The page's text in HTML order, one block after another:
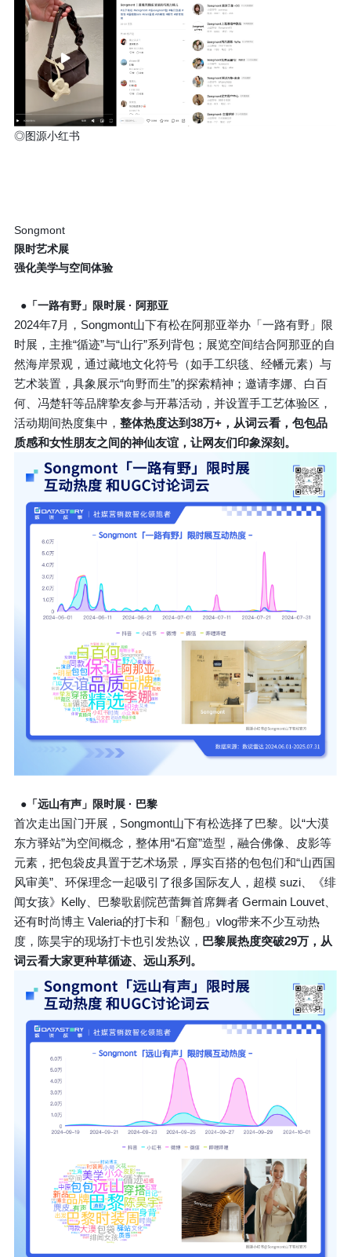
◎图源小红书
Songmont
限时艺术展
强化美学与空间体验
●「一路有野」限时展 · 阿那亚
2024年7月，Songmont山下有松在阿那亚举办「一路有野」限
时展，主推“循迹”与“山行”系列背包；展览空间结合阿那亚的自
然海岸景观，通过藏地文化符号（如手工织毯、经幡元素）与
艺术装置，具象展示“向野而生”的探索精神；邀请李娜、白百
何、冯楚轩等品牌挚友参与开幕活动，并设置手工艺体验区，
活动期间热度集中， 整体热度达到38万+，从词云看，包包品
质感和女性朋友之间的神仙友谊，让网友们印象深刻。
●「远山有声」限时展 · 巴黎
首次走出国门开展，Songmont山下有松选择了巴黎。以“大漠
东方驿站”为空间概念，整体用“石窟”造型，融合佛像、皮影等
元素，把包袋皮具置于艺术场景，厚实百搭的包包们和“山西国
风审美”、环保理念一起吸引了很多国际友人，超模 suzi、《绯
闻女孩》Kelly、巴黎歌剧院芭蕾舞首席舞者 Germain Louvet、
还有时尚博主 Valeria的打卡和「翻包」vlog带来不少互动热
度，陈昊宇的现场打卡也引发热议， 巴黎展热度突破29万，从
词云看大家更种草循迹、远山系列。